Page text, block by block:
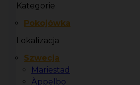
Kategorie
Pokojówka
Lokalizacja
Szwecja
Mariestad
Äppelbo